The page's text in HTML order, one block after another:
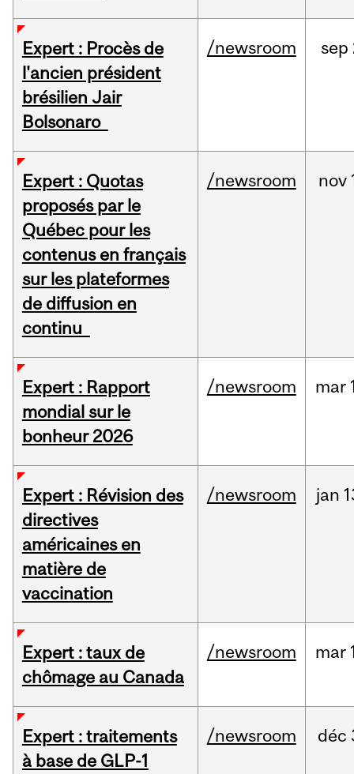
Expert : Procès de
l'ancien président
brésilien Jair
Bolsonaro
/newsroom sep
Expert : Quotas
proposés par le
Québec pour les
contenus en français
sur les plateformes
de diffusion en
continu
/newsroom nov
Expert : Rapport
mondial sur le
bonheur 2026
/newsroom mar
Expert : Révision des
directives
américaines en
matière de
vaccination
/newsroom jan
Expert : taux de
chômage au Canada
/newsroom mar
Expert : traitements
à base de GLP-1
/newsroom déc